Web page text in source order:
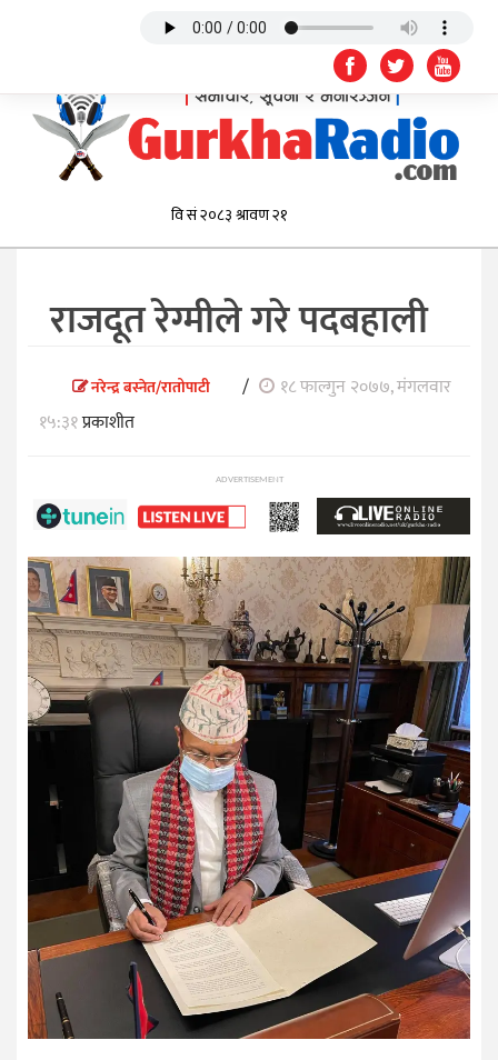
राजदूत रेग्मीले गरे पदबहाली
नरेन्द्र बस्नेत/रातोपाटी /
१८ फाल्गुन २०७७, मंगलवार
१५:३१प्रकाशीत
ADVERTISEMENT